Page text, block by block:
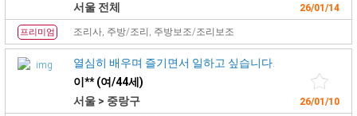
26/01/14
서울 전체
프리미엄 조리사, 주방/조리, 주방보조/조리보조
26/01/10
열심히 배우며 즐기면서 일하고 싶습니다.
이** (여/44세)
서울 > 중랑구